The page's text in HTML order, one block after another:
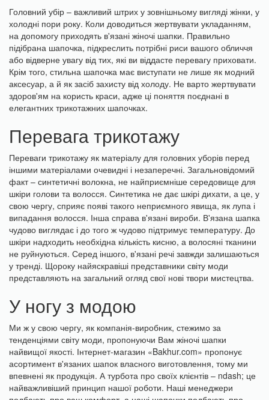
Головний убір – важливий штрих у зовнішньому вигляді жінки, у
холодні пори року. Коли доводиться жертвувати укладанням,
на допомогу приходять в'язані жіночі шапки. Правильно
підібрана шапочка, підкреслить потрібні риси вашого обличчя
або відверне увагу від тих, які ви віддасте перевагу приховати.
Крім того, стильна шапочка має виступати не лише як модний
аксесуар, а й як засіб захисту від холоду. Не варто жертвувати
здоров'ям на користь краси, адже ці поняття поєднані в
елегантних трикотажних шапочках.
Перевага трикотажу
Переваги трикотажу як матеріалу для головних уборів перед
іншими матеріалами очевидні і незаперечні. Загальновідомий
факт – синтетичні волокна, не найприємніше середовище для
шкіри голови та волосся. Синтетика не дає шкірі дихати, а це, у
свою чергу, сприяє появі такого неприємного явища, як лупа і
випадання волосся. Інша справа в'язані вироби. В'язана шапка
чудово виглядає і до того ж чудово підтримує температуру. До
шкіри надходить необхідна кількість кисню, а волосяні тканини
не руйнуються. Серед іншого, в'язані речі завжди залишаються
у тренді. Щороку найяскравіші представники світу моди
представляють на загальний огляд свої нові твори мистецтва.
У ногу з модою
Ми ж у свою чергу, як компанія-виробник, стежимо за
тенденціями світу моди, пропонуючи Вам жіночі шапки
найвищої якості. Інтернет-магазин «Bakhur.com» пропонує
асортимент в'язаних шапок власного виготовлення, тому ми
впевнені як продукція. А турбота про своїх клієнтів – ndash; це
найважливіший принцип нашої роботи. Наші менеджери